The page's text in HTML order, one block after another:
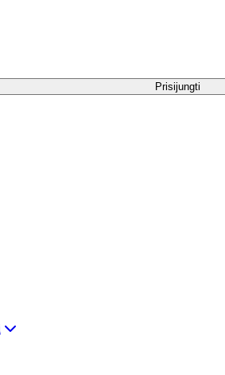
Prisijungti